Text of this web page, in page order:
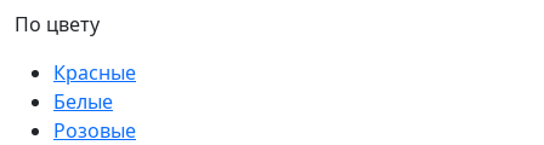
По цвету
Красные
Белые
Розовые